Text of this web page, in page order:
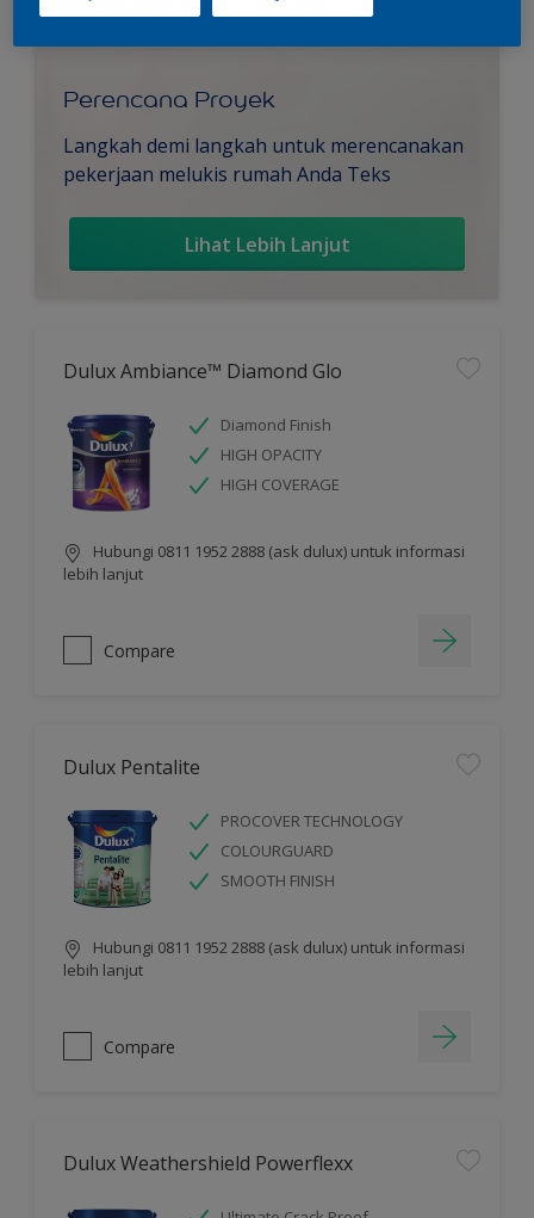
Perencana Proyek
Langkah demi langkah untuk merencanakan
pekerjaan melukis rumah Anda Teks
Lihat Lebih Lanjut
Dulux Ambiance™ Diamond Glo
Diamond Finish
HIGH OPACITY
HIGH COVERAGE
Hubungi 0811 1952 2888 (ask dulux) untuk informasi
lebih lanjut
Compare
Dulux Pentalite
PROCOVER TECHNOLOGY
COLOURGUARD
SMOOTH FINISH
Hubungi 0811 1952 2888 (ask dulux) untuk informasi
lebih lanjut
Compare
Dulux Weathershield Powerflexx